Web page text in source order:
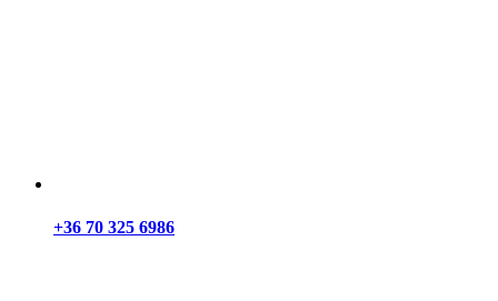
+36 70 325 6986